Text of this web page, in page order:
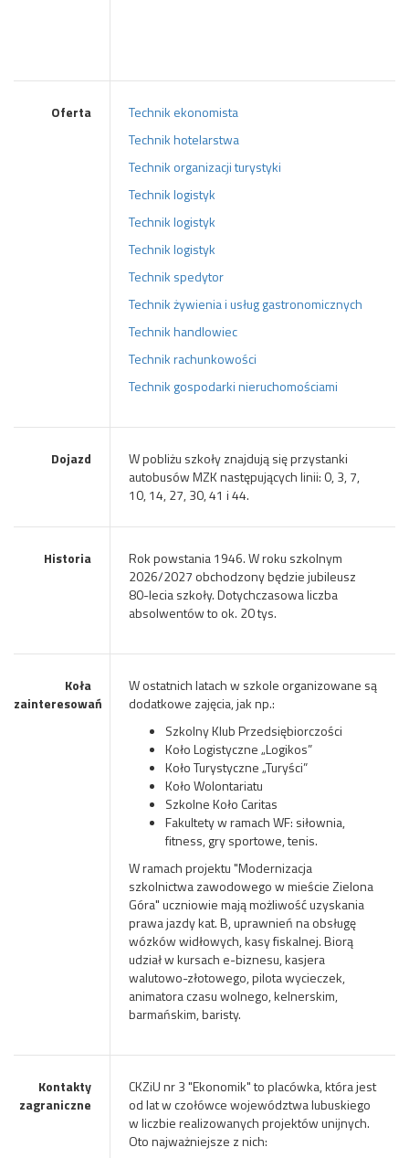
Oferta
Technik ekonomista
Technik hotelarstwa
Technik organizacji turystyki
Technik logistyk
Technik logistyk
Technik logistyk
Technik spedytor
Technik żywienia i usług gastronomicznych
Technik handlowiec
Technik rachunkowości
Technik gospodarki nieruchomościami
Dojazd
W pobliżu szkoły znajdują się przystanki
autobusów MZK następujących linii: 0, 3, 7,
10, 14, 27, 30, 41 i 44.
Historia
Rok powstania 1946. W roku szkolnym
2026/2027 obchodzony będzie jubileusz
80-lecia szkoły. Dotychczasowa liczba
absolwentów to ok. 20 tys.
Koła
zainteresowań
W ostatnich latach w szkole organizowane są
dodatkowe zajęcia, jak np.:
Szkolny Klub Przedsiębiorczości
Koło Logistyczne „Logikos”
Koło Turystyczne „Turyści”
Koło Wolontariatu
Szkolne Koło Caritas
Fakultety w ramach WF: siłownia,
fitness, gry sportowe, tenis.
W ramach projektu "Modernizacja
szkolnictwa zawodowego w mieście Zielona
Góra" uczniowie mają możliwość uzyskania
prawa jazdy kat. B, uprawnień na obsługę
wózków widłowych, kasy fiskalnej. Biorą
udział w kursach e-biznesu, kasjera
walutowo-złotowego, pilota wycieczek,
animatora czasu wolnego, kelnerskim,
barmańskim, baristy.
Kontakty
zagraniczne
CKZiU nr 3 "Ekonomik" to placówka, która jest
od lat w czołówce województwa lubuskiego
w liczbie realizowanych projektów unijnych.
Oto najważniejsze z nich: